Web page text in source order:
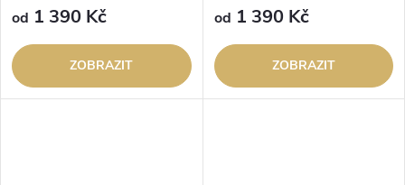
od 1 390 Kč
ZOBRAZIT
od 1 390 Kč
ZOBRAZIT